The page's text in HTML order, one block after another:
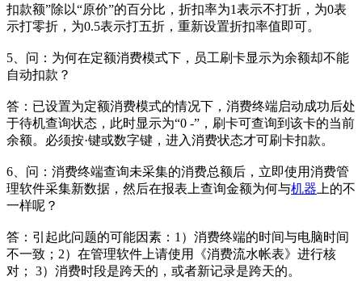
扣款额”除以“原价”的百分比，折扣率为1表示不打折，为0表
示打零折，为0.5表示打五折，重新设置折扣率值即可。
5、问：为何在定额消费模式下，员工刷卡显示为余额却不能
自动扣款？
答：已设置为定额消费模式的情况下，消费终端启动成功后处
于待机查询状态，此时显示为“0 -”，刷卡可查询到该卡的当前
余额。必须按·键或数字键，进入消费状态才可刷卡扣款。
6、问：消费终端查询未采集的消费总额后，立即使用消费管
理软件采集新数据，然后在报表上查询金额为何与机器 上的不
一样呢？
答：引起此问题的可能因素：1）消费终端的时间与电脑时间
不一致；2）在管理软件上请使用《消费流水帐表》进行核
对； 3）消费时段是跨天的，或者新记录是跨天的。